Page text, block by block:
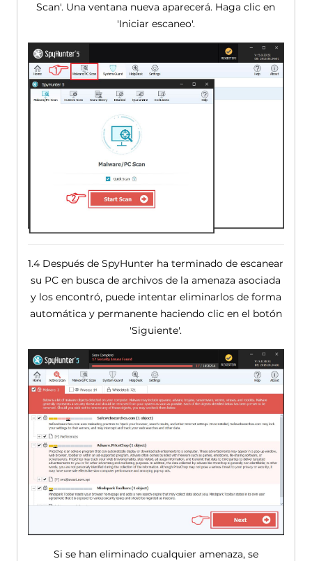
Scan'. Una ventana nueva aparecerá. Haga clic en
'Iniciar escaneo'.
1.4 Después de SpyHunter ha terminado de escanear
su PC en busca de archivos de la amenaza asociada
y los encontró, puede intentar eliminarlos de forma
automática y permanente haciendo clic en el botón
'Siguiente'.
Si se han eliminado cualquier amenaza, se